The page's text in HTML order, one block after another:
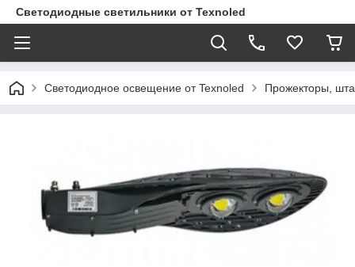
Светодиодные светильники от Texnoled
Светодиодное освещение от Texnoled Прожекторы,